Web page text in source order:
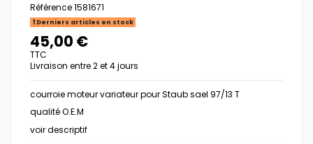
Référence1581671
Derniers articles en stock
45,00 €
TTC
Livraison entre 2 et 4 jours
courroie moteur variateur pour Staub sael 97/13 T
qualité O.E.M
voir descriptif